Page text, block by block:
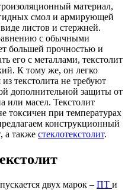
материал,
смол и армирующей
листов и стержней.
с обычными
большей прочностью и
его с металлами, текстолит
К тому же, он легко
текстолита не требуют
дополнительной защиты от
или масел. Текстолит
токсичен при температурах
конструкционный
а также стеклотекстолит.
двух марок – ПТ и